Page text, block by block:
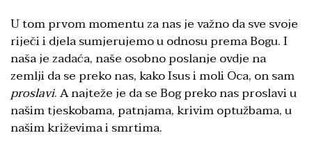
U tom prvom momentu za nas je važno da sve svoje
riječi i djela sumjerujemo u odnosu prema Bogu. I
naša je zadaća, naše osobno poslanje ovdje na
zemlji da se preko nas, kako Isus i moli Oca, on sam
proslavi. A najteže je da se Bog preko nas proslavi u
našim tjeskobama, patnjama, krivim optužbama, u
našim križevima i smrtima.